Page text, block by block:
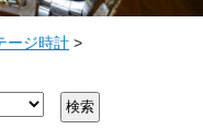
ージ時計 >